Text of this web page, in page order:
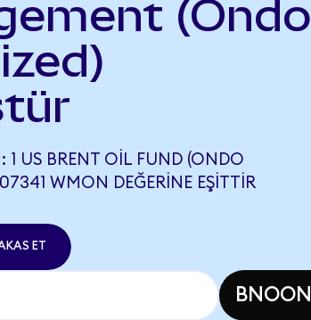
(Ondo
US BRENT OIL FUND (ONDO
WMON DEĞERINE EŞITTIR
ET
BNOON